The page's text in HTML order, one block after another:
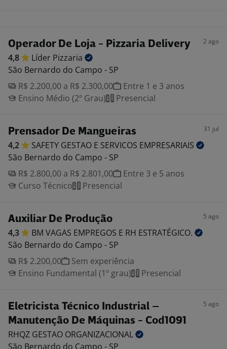
Operador De Loja - Pizzaria Delivery 2 ago
4,8 Líder Pizzaria
São Bernardo do Campo - SP
R$ 2.200,00 a R$ 2.300,00
Entre 1 e 3 anos
Ensino Médio (2º Grau)
Presencial
Prensador De Mangueiras 31 jul
4,2 SAFETY GESTAO E SERVICOS EMPRESARIAIS
São Bernardo do Campo - SP
R$ 2.800,00 a R$ 2.801,00
Entre 3 e 5 anos
Curso Técnico
Presencial
Auxiliar De Produção 5 ago
4,3 BM VAGAS EMPREGOS E RH ESTRATÉGICO.
São Bernardo do Campo - SP
R$ 2.200,00
Sem experiência
Ensino Fundamental (1º grau)
Presencial
Eletricista Técnico Industrial –
Manutenção De Máquinas - Cod1091
5 ago
RHQZ GESTAO ORGANIZACIONAL
São Bernardo do Campo - SP